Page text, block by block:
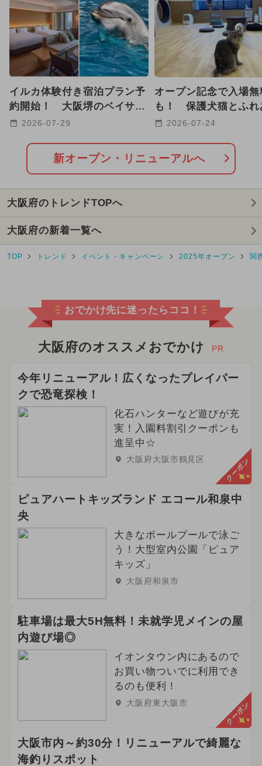
2025年12月のイベント
2024年12月のイベント
2025年11月のイベント
2026年1月のイベント
2026年8月のイベント
2024年11月のイベント
2026年2月のイベント
2026年3月のイベント
2024年7月のイベント
2024年3月のイベント
2024年5月のイベント
2025年3月のイベント
2026年5月のイベント
2024年4月のイベント
2026年4月のイベント
2025年2月のイベント
2025年10月のイベント
2024年8月のイベント
イルミネーション
2025年9月のイベント
2024年10月のイベント
2024年2月のイベント
2025年5月のイベント
イルカ体験付き宿泊プラン予
約開始！ 大阪堺のベイサイ
ドホテルで最大26時間ステイ
2026-07-29
オープン記念で入場無
も！ 保護犬猫とふれ
「ANELLA CAFE」
2026-07-24
新オープン・リニューアルへ
大阪府のトレンドTOPへ
大阪府の新着一覧へ
TOP トレンド イベント・キャンペーン 2025年オープン 関
おでかけ先に迷ったらココ！
大阪府のオススメおでかけ PR
今年リニューアル！広くなったプレイパー
クで恐竜探検！
化石ハンターなど遊びが充
実！入園料割引クーポンも
進呈中☆
大阪府大阪市鶴見区 クーポン
ピュアハートキッズランド エコール和泉中
央
大きなボールプールで泳ご
う！大型室内公園「ピュア
キッズ」
大阪府和泉市
駐車場は最大5H無料！未就学児メインの屋
内遊び場◎
イオンタウン内にあるので
お買い物ついでに利用でき
るのも便利！
大阪府東大阪市 クーポン
大阪市内～約30分！リニューアルで綺麗な
海釣りスポット